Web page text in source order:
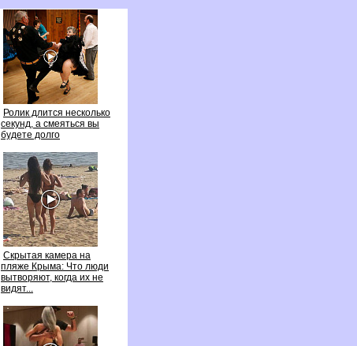
Ролик длится несколько
секунд, а смеяться вы
удете долго
Скрытая камера на
пляже Крыма: Что люди
ытворяют, когда их не
идят...